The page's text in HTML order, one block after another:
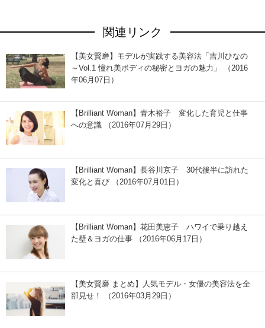
関連リンク
【美女賢磨】モデルが実践する美容法「吉川ひなの
～Vol.1 憧れ美ボディの秘密とヨガの魅力」 （2016
年06月07日）
【Brilliant Woman】青木裕子 変化した育児と仕事
への意識 （2016年07月29日）
【Brilliant Woman】長谷川京子 30代後半に訪れた
変化と喜び （2016年07月01日）
【Brilliant Woman】花田美恵子 ハワイで乗り越え
た壁＆ヨガの仕事 （2016年06月17日）
【美女賢磨 まとめ】人気モデル・女優の美容法を全
部見せ！ （2016年03月29日）